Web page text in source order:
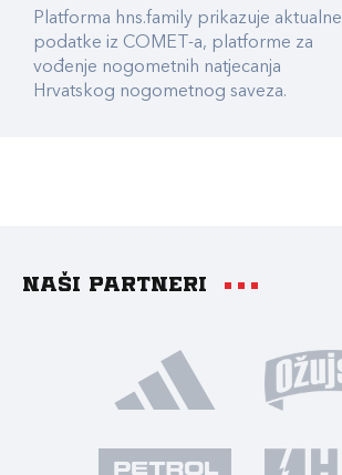
Platforma hns.family prikazuje aktualne
podatke iz COMET-a, platforme za
vođenje nogometnih natjecanja
Hrvatskog nogometnog saveza.
Naši partneri